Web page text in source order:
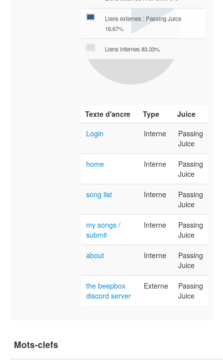
Liens externes : Passing Juice
16.67%
Liens internes 83.33%
Texte d'ancre Type
Juice
Login
Interne
Passing
Juice
home Interne
Passing
Juice
song list Interne
Passing
Juice
my songs /
submit
Interne
Passing
Juice
about Interne
Passing
Juice
the beepbox
discord server
Externe
Passing
Juice
Mots-clefs